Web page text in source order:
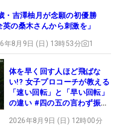
・吉澤柚月が念願の初優勝
英の桑木さんから刺激を」
年8月9日 (日) 13時53分 1
体を早く回す人ほど飛ばな
い!? 女子プロコーチが教える
「速い回転」と「早い回転」
の違い #四の五の言わず振り
2026年8月9日 (日) 12時00分